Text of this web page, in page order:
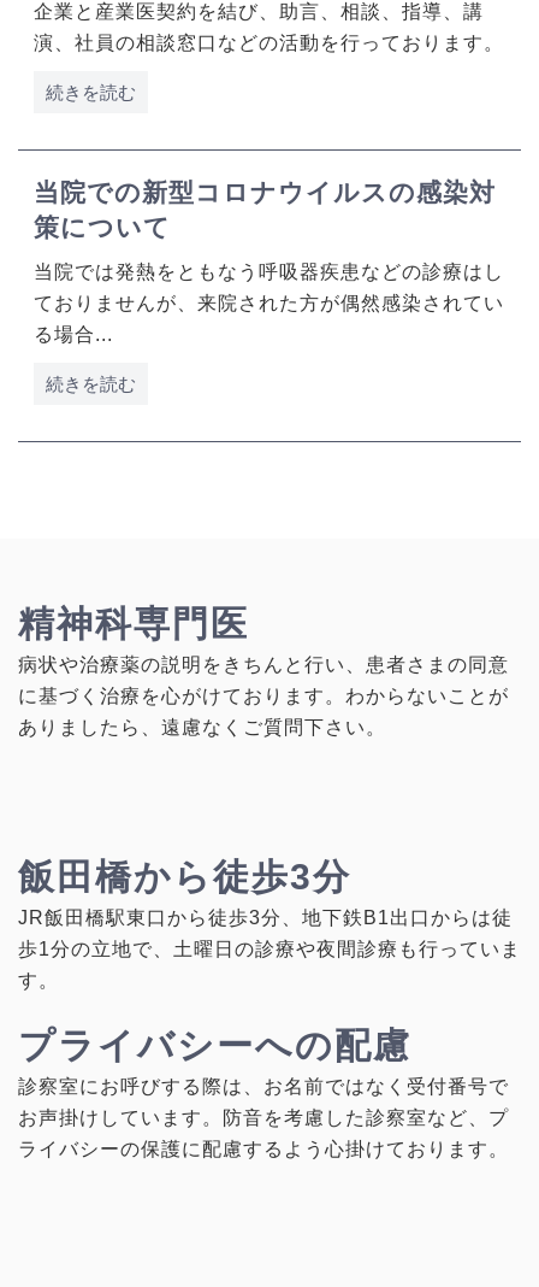
企業と産業医契約を結び、助言、相談、指導、講
演、社員の相談窓口などの活動を行っております。
続きを読む
当院での新型コロナウイルスの感染対
策について
当院では発熱をともなう呼吸器疾患などの診療はし
ておりませんが、来院された方が偶然感染されてい
る場合...
続きを読む
精神科専門医
病状や治療薬の説明をきちんと行い、患者さまの同意
に基づく治療を心がけております。わからないことが
ありましたら、遠慮なくご質問下さい。
飯田橋から徒歩3分
JR飯田橋駅東口から徒歩3分、地下鉄B1出口からは徒
歩1分の立地で、土曜日の診療や夜間診療も行っていま
す。
プライバシーへの配慮
診察室にお呼びする際は、お名前ではなく受付番号で
お声掛けしています。防音を考慮した診察室など、プ
ライバシーの保護に配慮するよう心掛けております。